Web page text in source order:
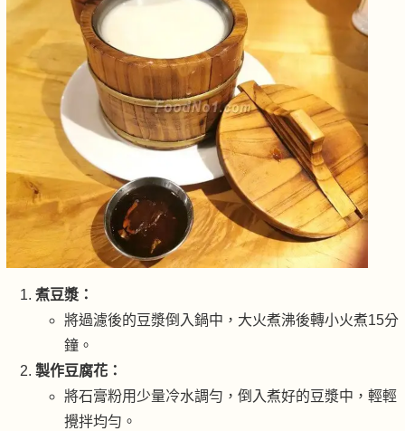
煮豆漿：
將過濾後的豆漿倒入鍋中，大火煮沸後轉小火煮15分
鐘。
製作豆腐花：
將石膏粉用少量冷水調勻，倒入煮好的豆漿中，輕輕
攪拌均勻。